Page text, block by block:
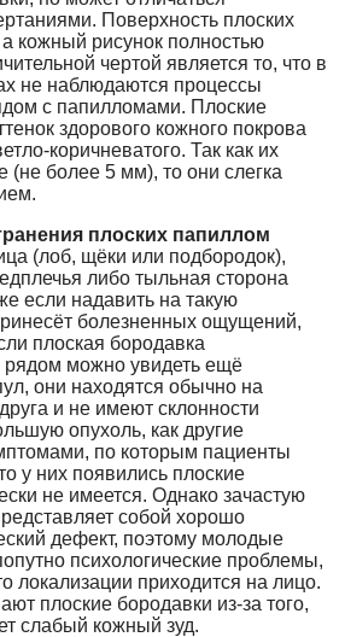
Поверхность плоских
кожный рисунок полностью
чертой является то, что в
не наблюдаются процессы
с папилломами. Плоские
здорового кожного покрова
коричневатого. Так как их
более 5 мм), то они слегка
плоских папиллом
(лоб, щёки или подбородок),
либо тыльная сторона
если надавить на такую
болезненных ощущений,
плоская бородавка
рядом можно увидеть ещё
они находятся обычно на
и не имеют склонности
опухоль, как другие
по которым пациенты
у них появились плоские
не имеется. Однако зачастую
собой хорошо
дефект, поэтому молодые
психологические проблемы,
локализации приходится на лицо.
плоские бородавки из-за того,
слабый кожный зуд.